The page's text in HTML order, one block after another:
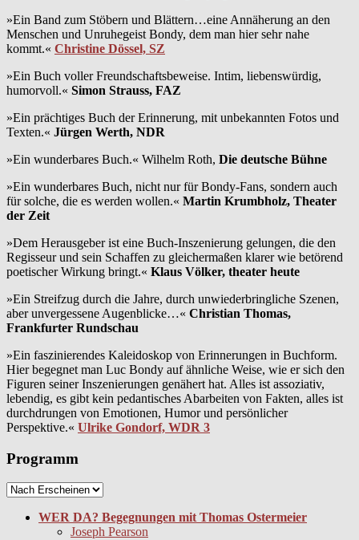
»Ein Band zum Stöbern und Blättern…eine Annäherung an den
Menschen und Unruhegeist Bondy, dem man hier sehr nahe
kommt.« Christine Dössel, SZ
»Ein Buch voller Freundschaftsbeweise. Intim, liebenswürdig,
humorvoll.« Simon Strauss, FAZ
»Ein prächtiges Buch der Erinnerung, mit unbekannten Fotos und
Texten.« Jürgen Werth, NDR
»Ein wunderbares Buch.« Wilhelm Roth, Die deutsche Bühne
»Ein wunderbares Buch, nicht nur für Bondy-Fans, sondern auch
für solche, die es werden wollen.« Martin Krumbholz, Theater
der Zeit
»Dem Herausgeber ist eine Buch-Inszenierung gelungen, die den
Regisseur und sein Schaffen zu gleichermaßen klarer wie betörend
poetischer Wirkung bringt.« Klaus Völker, theater heute
»Ein Streifzug durch die Jahre, durch unwiederbringliche Szenen,
aber unvergessene Augenblicke…« Christian Thomas,
Frankfurter Rundschau
»Ein faszinierendes Kaleidoskop von Erinnerungen in Buchform.
Hier begegnet man Luc Bondy auf ähnliche Weise, wie er sich den
Figuren seiner Inszenierungen genähert hat. Alles ist assoziativ,
lebendig, es gibt kein pedantisches Abarbeiten von Fakten, alles ist
durchdrungen von Emotionen, Humor und persönlicher
Perspektive.« Ulrike Gondorf, WDR 3
Programm
WER DA? Begegnungen mit Thomas Ostermeier
Joseph Pearson